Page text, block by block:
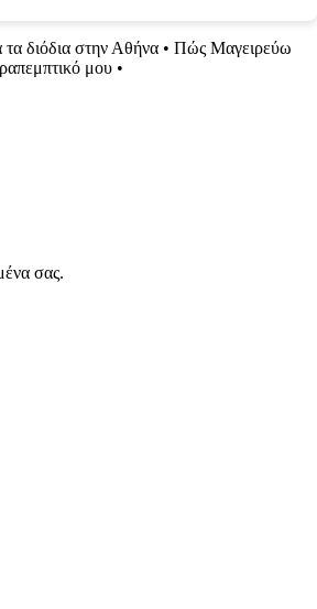
διόδια στην Αθήνα • Πώς Μαγειρεύω
μου •
σας.